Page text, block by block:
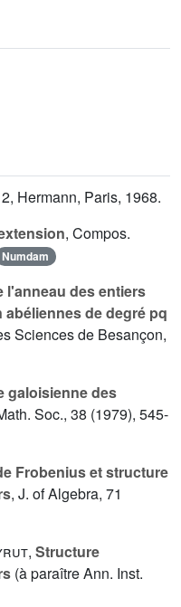
Hermann, Paris, 1968.
, Compos.
Numdam
l'anneau des entiers
de degré pq
Sciences de Besançon,
galoisienne des
Soc., 38 (1979), 545-
Frobenius et structure
, J. of Algebra, 71
, Structure
(à paraître Ann. Inst.